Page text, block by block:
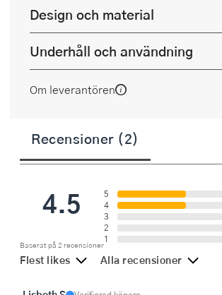
Design och material
Underhåll och användning
Om leverantören
Recensioner (2)
4.5
Baserat på 2 recensioner
5
4
3
2
1
Flest likes Alla recensioner